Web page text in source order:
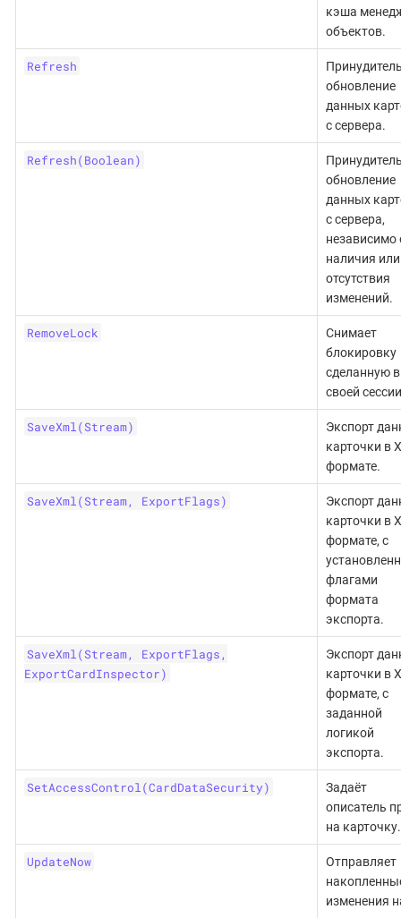
кэша
объектов.
Refresh
обновление
данных
с сервера.
Refresh(Boolean)
обновление
данных
с сервера,
независимо
наличия или
отсутствия
изменений.
RemoveLock
Снимает
блокировку
сделанную в
своей
SaveXml(Stream)
Экспорт
карточки в
формате.
SaveXml(Stream, ExportFlags)
Экспорт
карточки в
формате, с
флагами
формата
экспорта.
SaveXml(Stream, ExportFlags,
ExportCardInspector)
Экспорт
карточки в
формате, с
заданной
логикой
экспорта.
SetAccessControl(CardDataSecurity)
Задаёт
описатель
на карточку.
UpdateNow
Отправляет
изменения